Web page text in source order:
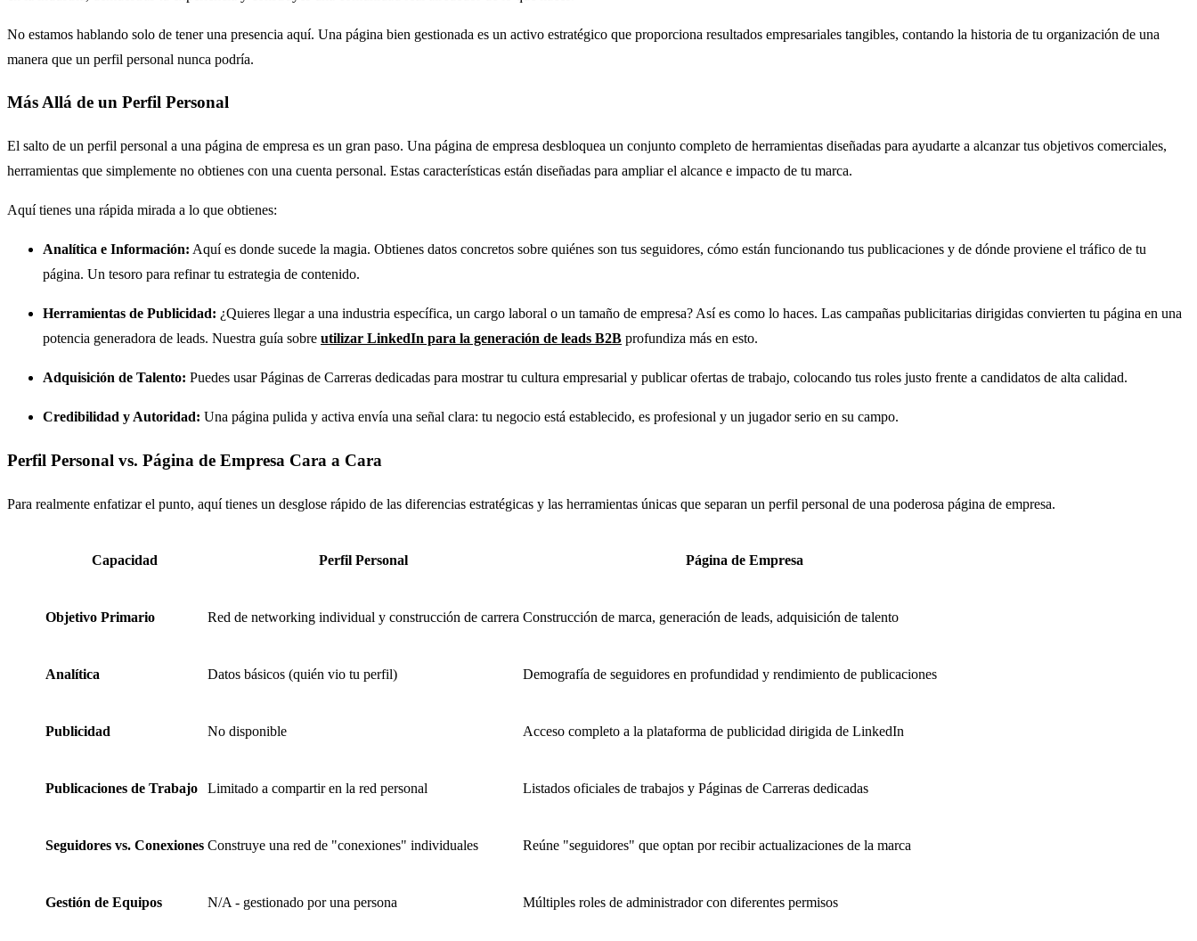
No estamos hablando solo de tener una presencia aquí. Una página bien gestionada es un activo estratégico que proporciona resultados empresariales tangibles, contando la historia de tu organización de una
manera que un perfil personal nunca podría.
Más Allá de un Perfil Personal
El salto de un perfil personal a una página de empresa es un gran paso. Una página de empresa desbloquea un conjunto completo de herramientas diseñadas para ayudarte a alcanzar tus objetivos comerciales,
herramientas que simplemente no obtienes con una cuenta personal. Estas características están diseñadas para ampliar el alcance e impacto de tu marca.
Aquí tienes una rápida mirada a lo que obtienes:
Analítica e Información: Aquí es donde sucede la magia. Obtienes datos concretos sobre quiénes son tus seguidores, cómo están funcionando tus publicaciones y de dónde proviene el tráfico de tu
página. Un tesoro para refinar tu estrategia de contenido.
Herramientas de Publicidad: ¿Quieres llegar a una industria específica, un cargo laboral o un tamaño de empresa? Así es como lo haces. Las campañas publicitarias dirigidas convierten tu página en una
potencia generadora de leads. Nuestra guía sobre utilizar LinkedIn para la generación de leads B2B profundiza más en esto.
Adquisición de Talento: Puedes usar Páginas de Carreras dedicadas para mostrar tu cultura empresarial y publicar ofertas de trabajo, colocando tus roles justo frente a candidatos de alta calidad.
Credibilidad y Autoridad: Una página pulida y activa envía una señal clara: tu negocio está establecido, es profesional y un jugador serio en su campo.
Perfil Personal vs. Página de Empresa Cara a Cara
Para realmente enfatizar el punto, aquí tienes un desglose rápido de las diferencias estratégicas y las herramientas únicas que separan un perfil personal de una poderosa página de empresa.
Capacidad Perfil Personal Página de Empresa
Objetivo Primario Red de networking individual y construcción de carrera Construcción de marca, generación de leads, adquisición de talento
Analítica Datos básicos (quién vio tu perfil) Demografía de seguidores en profundidad y rendimiento de publicaciones
Publicidad No disponible Acceso completo a la plataforma de publicidad dirigida de LinkedIn
Publicaciones de Trabajo Limitado a compartir en la red personal Listados oficiales de trabajos y Páginas de Carreras dedicadas
Seguidores vs. Conexiones Construye una red de "conexiones" individuales Reúne "seguidores" que optan por recibir actualizaciones de la marca
Gestión de Equipos N/A - gestionado por una persona Múltiples roles de administrador con diferentes permisos